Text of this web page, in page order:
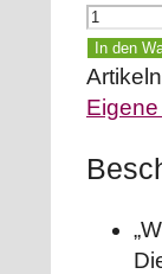
Nr.
55
-
Menge
In den